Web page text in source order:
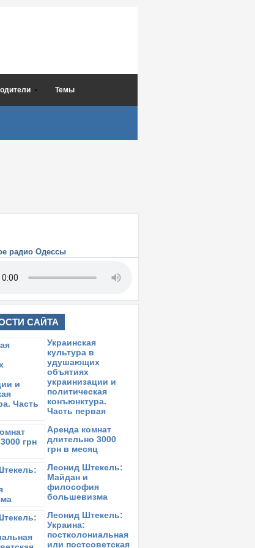
Темы
радио Одессы
САЙТА
Украинская
культура в
удушающих
объятиях
украинизации и
политическая
конъюнктура.
Часть первая
Аренда комнат
длительно 3000
грн в месяц
Леонид Штекель:
Майдан и
философия
большевизма
Леонид Штекель:
Украина:
постколониальная
или постсоветская